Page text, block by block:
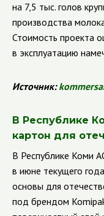
на 7,5 тыс. голов
производства
Стоимость проекта
в эксплуатацию
Источник:
В Республике
картон для
В Республике Коми
в июне текущего
основы для
под брендом